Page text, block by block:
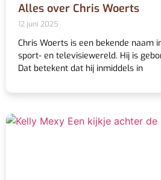
Alles over Chris Woerts
12 juni 2025
Chris Woerts is een bekende naam
sport- en televisiewereld. Hij is
Dat betekent dat hij inmiddels in